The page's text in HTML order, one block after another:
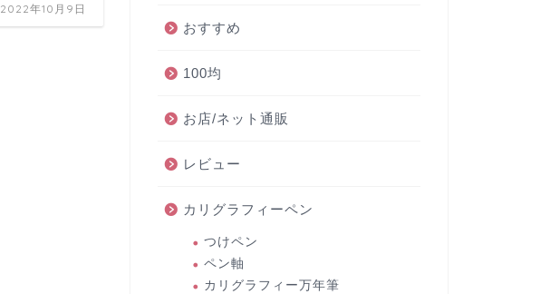
2022年10月9日
おすすめ
100均
お店/ネット通販
レビュー
カリグラフィーペン
つけペン
ペン軸
カリグラフィー万年筆